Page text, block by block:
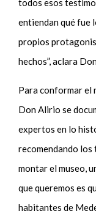
todos esos
entiendan qué fue
propios
hechos”, aclara
Para conformar el
Don Alirio se
expertos en lo
recomendando
montar el museo,
que queremos es
habitantes de